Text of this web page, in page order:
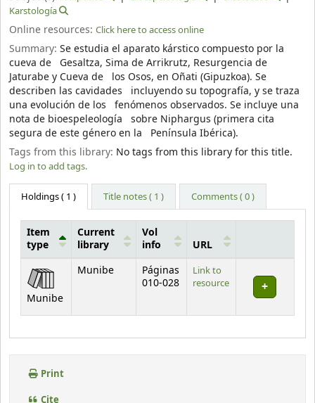
Karstología
Online resources: Click here to access online
Summary: Se estudia el aparato kárstico compuesto por la
cueva de Gesaltza, Sima de Arrikrutz, Resurgencia de
Jaturabe y Cueva de los Osos, en Oñati (Gipuzkoa). Se
describen las cavidades incluyendo su topografía, y se traza
una evolución de los fenómenos observados. Se incluye una
nota de bioespeleología sobre Niphargus (primera cita
segura de este género en la Península Ibérica).
Tags from this library: No tags from this library for this title.
Log in to add tags.
Holdings( 1 ) Title notes ( 1 ) Comments ( 0 )
Holdings
Item
type
Current
library
Vol
info
URL
Munibe
Munibe
Páginas
010-028
Link to
resource
Print
Cite